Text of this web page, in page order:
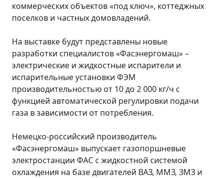
коммерческих объектов «под ключ», коттеджных
поселков и частных домовладений.
На выставке будут представлены новые
разработки специалистов «Фасэнергомаш» –
электрические и жидкостные испарители и
испарительные установки ФЭМ
производительностью от 10 до 2 000 кг/ч с
функцией автоматической регулировки подачи
газа в зависимости от потребления.
Немецко-российский производитель
«Фасэнергомаш» выпускает газопоршневые
электростанции ФАС с жидкостной системой
охлаждения на базе двигателей ВАЗ, ММЗ, ЗМЗ и